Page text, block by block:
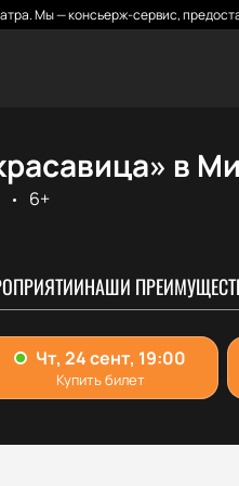
Мы — консьерж-сервис,
в
6+
НАШИ